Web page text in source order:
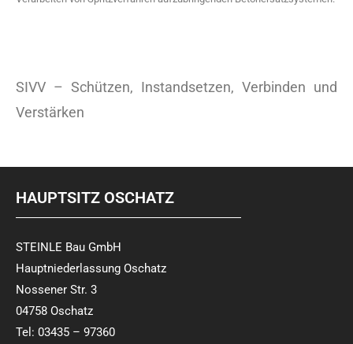
SIVV – Schützen, Instandsetzen, Verbinden und
Verstärken
HAUPTSITZ OSCHATZ
STEINLE Bau GmbH
Hauptniederlassung Oschatz
Nossener Str. 3
04758 Oschatz
Tel: 03435 – 97360